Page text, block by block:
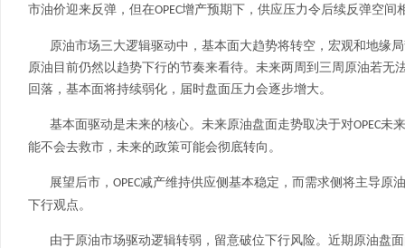
市油价迎来反弹，但在OPEC增产预期下，供应压力令后续反弹空间
原油市场三大逻辑驱动中，基本面大趋势将转空，宏观和地缘
原油目前仍然以趋势下行的节奏来看待。未来两周到三周原油若无
回落，基本面将持续弱化，届时盘面压力会逐步增大。
基本面驱动是未来的核心。未来原油盘面走势取决于对OPEC未
能不会去救市，未来的政策可能会彻底转向。
展望后市， OPEC减产维持供应侧基本稳定，而需求侧将主导原
下行观点。
由于原油市场驱动逻辑转弱，留意破位下行风险。近期原油盘